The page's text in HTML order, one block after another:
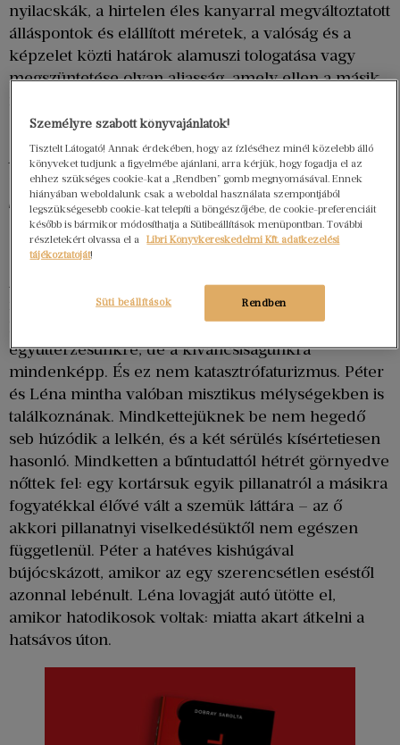
nyilacskák, a hirtelen éles kanyarral megváltoztatott
álláspontok és elállított méretek, a valóság és a
képzelet közti határok alamuszi tologatása vagy
megszüntetése olyan aljasság, amely ellen a másik
szemben mindig jelentős lépéselőnyben van.
Az Üvegfal érdeme, hogy nem áldozati történetet
tár az olvasó elé. Dobray Sarolta minden
bizonnyal tisztában van azzal, hogy az egyoldalú
szánalomkeltésből, tartalmazzon bármennyi
empátiát, nem lehet kispórolni az önsajnálatot.
Az pedig nem segítség senkinek. Péter, a
regénybeli férj viselkedése diagnózis nélkül is
látható mintázatot követ, mégis számot tarthat az
együttérzésünkre, de a kíváncsiságunkra
mindenképp. És ez nem katasztrófaturizmus. Péter
és Léna mintha valóban misztikus mélységekben is
találkoznának. Mindkettejüknek be nem hegedő
seb húzódik a lelkén, és a két sérülés kísértetiesen
hasonló. Mindketten a bűntudattól hétrét görnyedve
nőttek fel: egy kortársuk egyik pillanatról a másikra
fogyatékkal élővé vált a szemük láttára – az ő
akkori pillanatnyi viselkedésüktől nem egészen
függetlenül. Péter a hatéves kishúgával
bújócskázott, amikor az egy szerencsétlen eséstől
azonnal lebénult. Léna lovagját autó ütötte el,
amikor hatodikosok voltak: miatta akart átkelni a
hatsávos úton.
Személyre szabott könyvajánlatok!
Tisztelt Látogató! Annak érdekében, hogy az ízléséhez minél közelebb álló
könyveket tudjunk a figyelmébe ajánlani, arra kérjük, hogy fogadja el az
ehhez szükséges cookie-kat a „Rendben” gomb megnyomásával. Ennek
hiányában weboldalunk csak a weboldal használata szempontjából
legszükségesebb cookie-kat telepíti a böngészőjébe, de cookie-preferenciáit
később is bármikor módosíthatja a Sütibeállítások menüpontban. További
részletekért olvassa el a
Libri Könyvkereskedelmi Kft. adatkezelési
tájékoztatóját!
Rendben
Süti beállítások